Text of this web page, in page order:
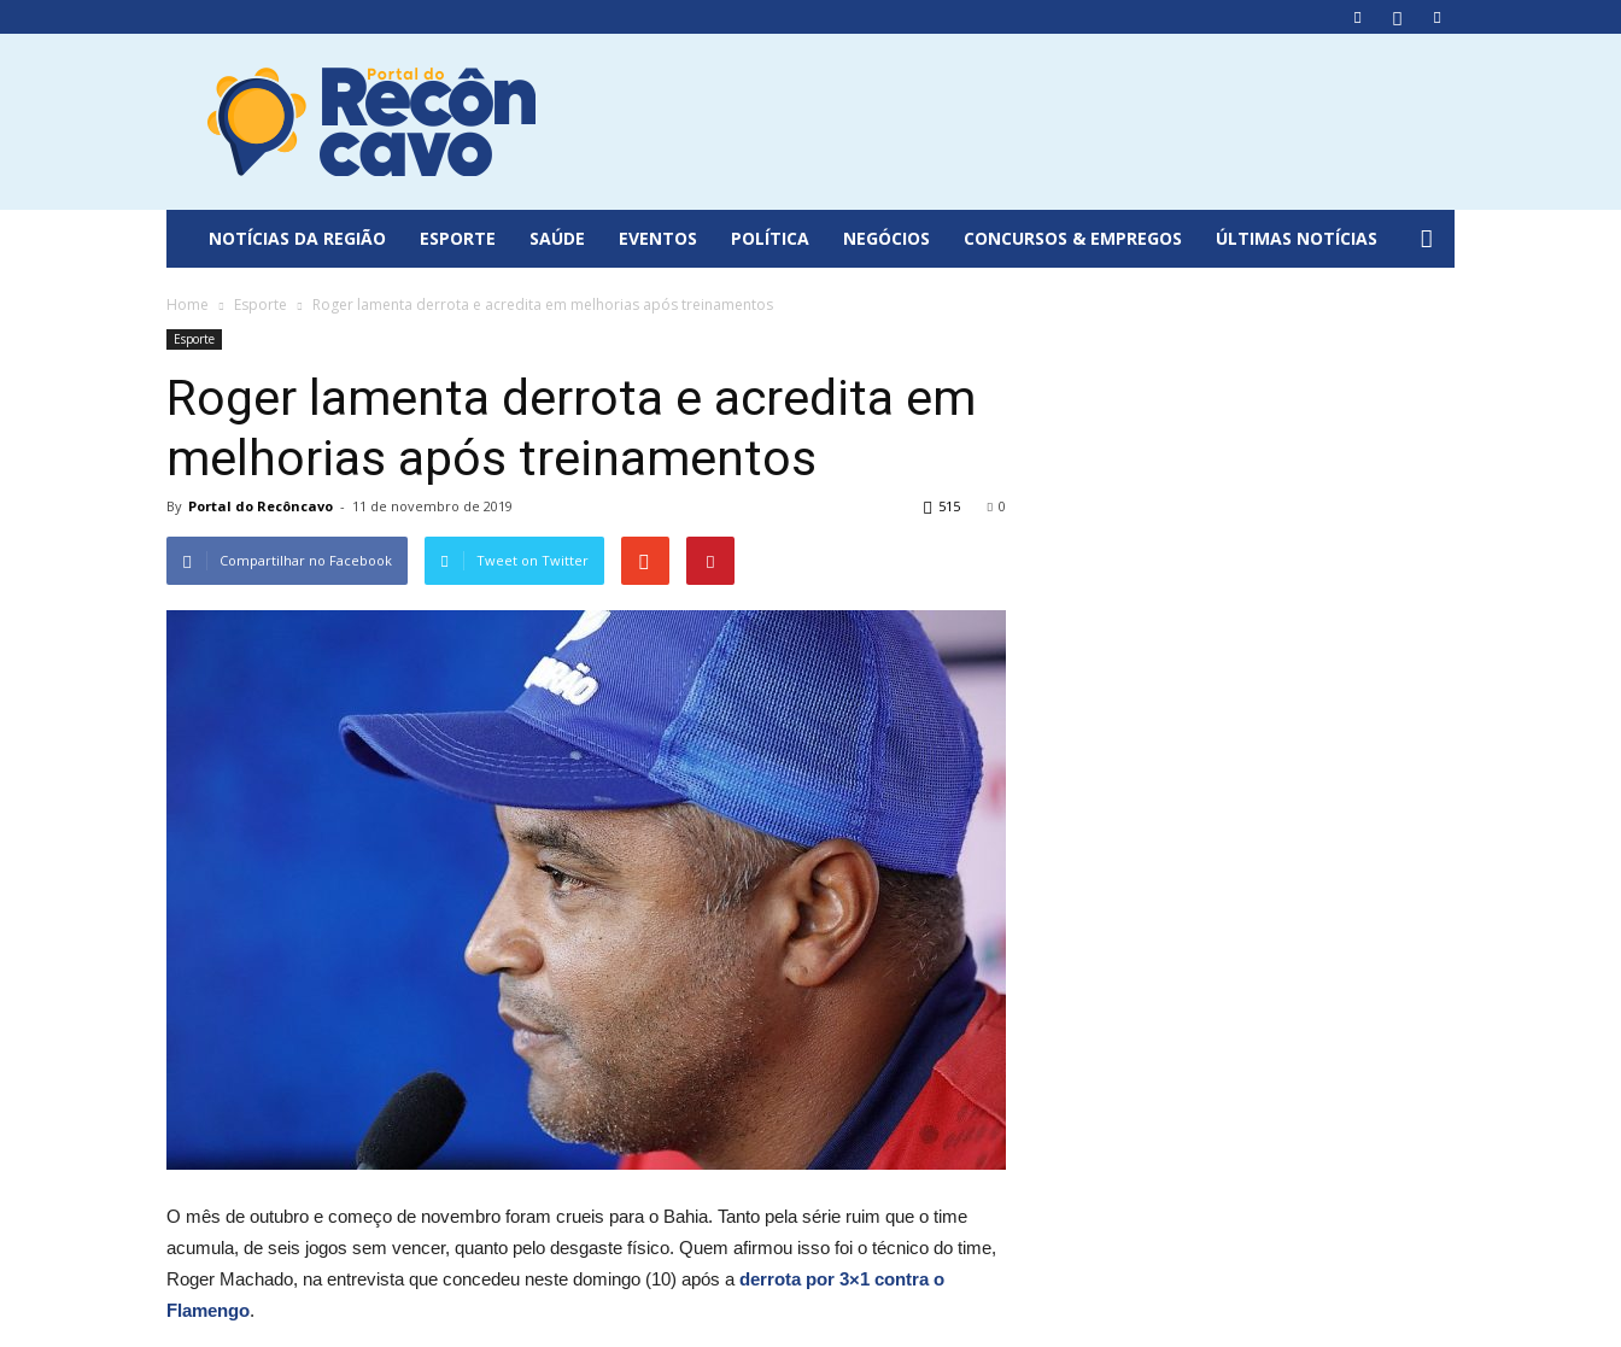
Portal
do
Recôncavo
NOTÍCIAS DA REGIÃO ESPORTE SAÚDE EVENTOS POLÍTICA NEGÓCIOS CONCURSOS & EMPREGOS ÚLTIMAS NOTÍCIAS
Home Esporte Roger lamenta derrota e acredita em melhorias após treinamentos
Esporte
Roger lamenta derrota e acredita em
melhorias após treinamentos
By Portal do Recôncavo - 11 de novembro de 2019 0
515
Compartilhar no Facebook Tweet on Twitter
O mês de outubro e começo de novembro foram crueis para o Bahia. Tanto pela série ruim que o time
acumula, de seis jogos sem vencer, quanto pelo desgaste físico. Quem afirmou isso foi o técnico do time,
Roger Machado, na entrevista que concedeu neste domingo (10) após a derrota por 3×1 contra o
Flamengo.